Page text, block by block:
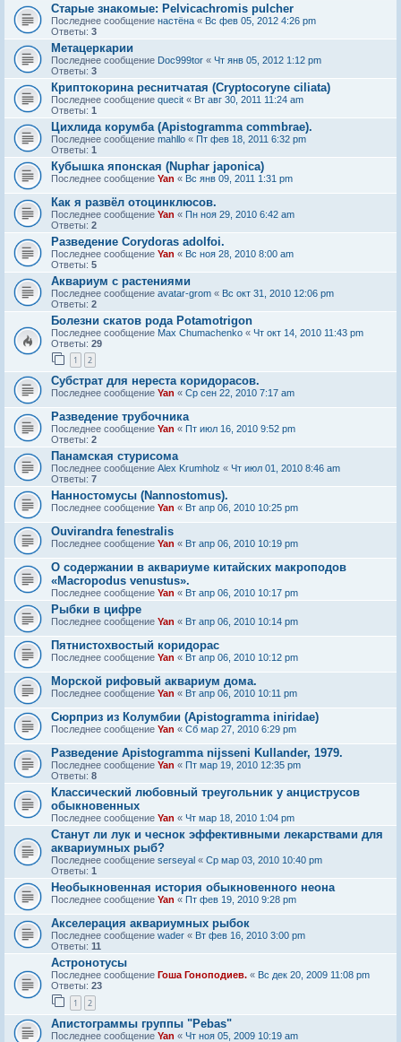
Старые знакомые: Pelvicachromis pulcher
Последнее сообщение настёна « Вс фев 05, 2012 4:26 pm
Ответы: 3
Метацеркарии
Последнее сообщение Doc999tor « Чт янв 05, 2012 1:12 pm
Ответы: 3
Криптокорина реснитчатая (Cryptocoryne ciliata)
Последнее сообщение quecit « Вт авг 30, 2011 11:24 am
Ответы: 1
Цихлида корумба (Apistogramma commbrae).
Последнее сообщение mahllo « Пт фев 18, 2011 6:32 pm
Ответы: 1
Кубышка японская (Nuphar japonica)
Последнее сообщение Yan « Вс янв 09, 2011 1:31 pm
Как я развёл отоцинклюсов.
Последнее сообщение Yan « Пн ноя 29, 2010 6:42 am
Ответы: 2
Разведение Corydoras adolfoi.
Последнее сообщение Yan « Вс ноя 28, 2010 8:00 am
Ответы: 5
Аквариум с растениями
Последнее сообщение avatar-grom « Вс окт 31, 2010 12:06 pm
Ответы: 2
Болезни скатов рода Potamotrigon
Последнее сообщение Max Chumachenko « Чт окт 14, 2010 11:43 pm
Ответы: 29
1 2
Субстрат для нереста коридорасов.
Последнее сообщение Yan « Ср сен 22, 2010 7:17 am
Разведение трубочника
Последнее сообщение Yan « Пт июл 16, 2010 9:52 pm
Ответы: 2
Панамская стурисома
Последнее сообщение Alex Krumholz « Чт июл 01, 2010 8:46 am
Ответы: 7
Нанностомусы (Nannostomus).
Последнее сообщение Yan « Вт апр 06, 2010 10:25 pm
Ouvirandra fenestralis
Последнее сообщение Yan « Вт апр 06, 2010 10:19 pm
О содержании в аквариуме китайских макроподов
«Macropodus venustus».
Последнее сообщение Yan « Вт апр 06, 2010 10:17 pm
Рыбки в цифре
Последнее сообщение Yan « Вт апр 06, 2010 10:14 pm
Пятнистохвостый коридорас
Последнее сообщение Yan « Вт апр 06, 2010 10:12 pm
Морской рифовый аквариум дома.
Последнее сообщение Yan « Вт апр 06, 2010 10:11 pm
Сюрприз из Колумбии (Apistogramma iniridae)
Последнее сообщение Yan « Сб мар 27, 2010 6:29 pm
Разведение Apistogramma nijsseni Kullander, 1979.
Последнее сообщение Yan « Пт мар 19, 2010 12:35 pm
Ответы: 8
Классический любовный треугольник у анциструсов
обыкновенных
Последнее сообщение Yan « Чт мар 18, 2010 1:04 pm
Станут ли лук и чеснок эффективными лекарствами для
аквариумных рыб?
Последнее сообщение serseyal « Ср мар 03, 2010 10:40 pm
Ответы: 1
Необыкновенная история обыкновенного неона
Последнее сообщение Yan « Пт фев 19, 2010 9:28 pm
Акселерация аквариумных рыбок
Последнее сообщение wader « Вт фев 16, 2010 3:00 pm
Ответы: 11
Астронотусы
Последнее сообщение Гоша Гоноподиев. « Вс дек 20, 2009 11:08 pm
Ответы: 23
1 2
Апистограммы группы "Pebas"
Последнее сообщение Yan « Чт ноя 05, 2009 10:19 am